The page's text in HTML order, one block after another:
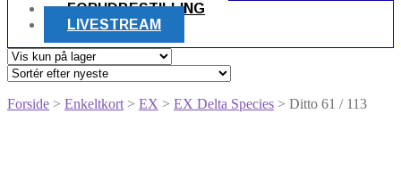
FORUDBESTILLING
LIVESTREAM
Forside > Enkeltkort > EX > EX Delta Species > Ditto 61 / 113